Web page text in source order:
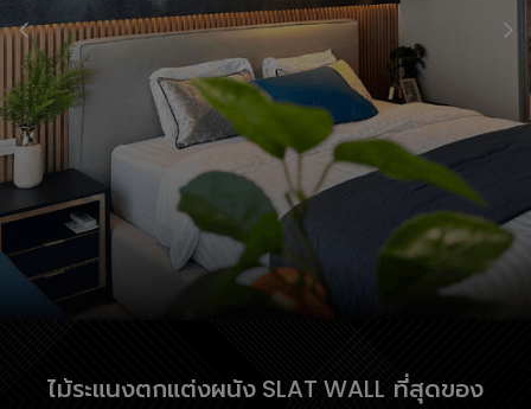
ไม้ระแนงตกแต่งผนัง SLAT WALL ที่สุดของ